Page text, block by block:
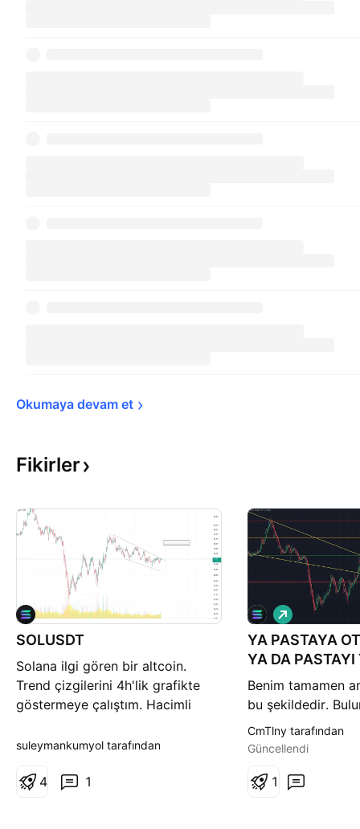
Okumaya devam et
Fikirler
SOLUSDT
Solana ilgi gören bir altcoin.
Trend çizgilerini 4h'lik grafikte
göstermeye çalıştım. Hacimli
çizmiş olduğum kutucuğa kadar
haftasonu sığ hacimler söz
suleymankumyol tarafından
1
4
YA PASTAYA
YA DA
Benim tamamen
bu şekildedir.
konumdan
alabilirsek, o
Turuncu ve
A
l
ı
ş
CmTlny tarafından
Güncellendi
1